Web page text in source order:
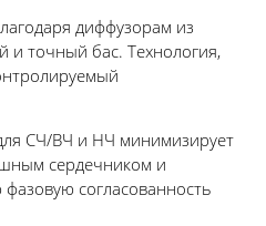
диффузорам из
и точный бас. Технология,
СЧ/ВЧ и НЧ минимизирует
сердечником и
согласованность